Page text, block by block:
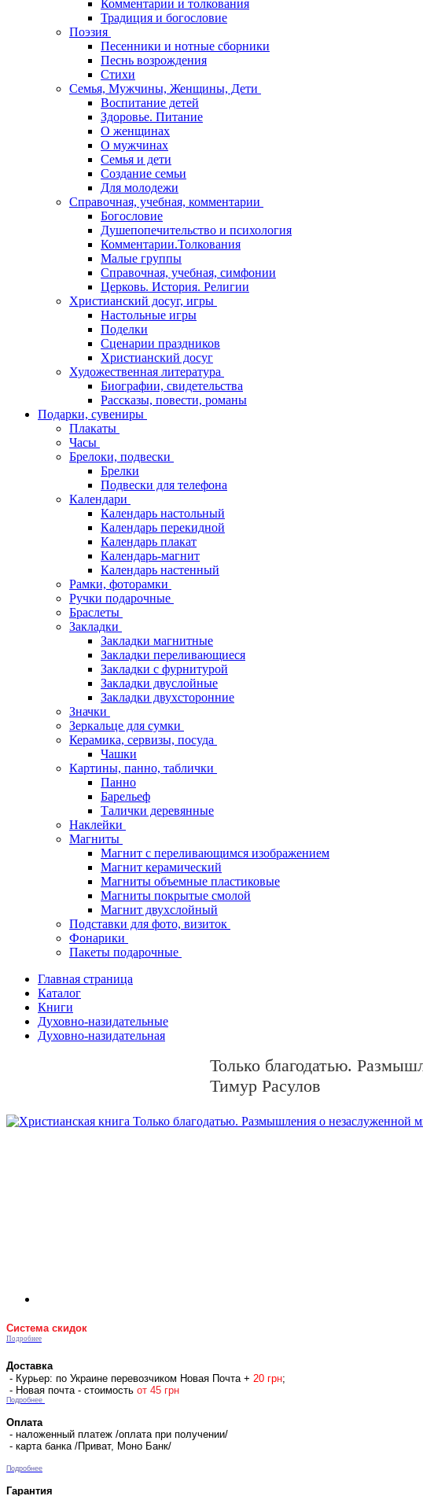
Комментарии и толкования
Традиция и богословие
Поэзия
Песенники и нотные сборники
Песнь возрождения
Стихи
Семья, Мужчины, Женщины, Дети
Воспитание детей
Здоровье. Питание
О женщинах
О мужчинах
Семья и дети
Создание семьи
Для молодежи
Справочная, учебная, комментарии
Богословие
Душепопечительство и психология
Комментарии.Толкования
Малые группы
Справочная, учебная, симфонии
Церковь. История. Религии
Христианский досуг, игры
Настольные игры
Поделки
Сценарии праздников
Христианский досуг
Художественная литература
Биографии, свидетельства
Рассказы, повести, романы
Подарки, сувениры
Плакаты
Часы
Брелоки, подвески
Брелки
Подвески для телефона
Календари
Календарь настольный
Календарь перекидной
Календарь плакат
Календарь-магнит
Календарь настенный
Рамки, фоторамки
Ручки подарочные
Браслеты
Закладки
Закладки магнитные
Закладки переливающиеся
Закладки с фурнитурой
Закладки двуслойные
Закладки двухсторонние
Значки
Зеркальце для сумки
Керамика, сервизы, посуда
Чашки
Картины, панно, таблички
Панно
Барельеф
Талички деревянные
Наклейки
Магниты
Магнит с переливающимся изображением
Магнит керамический
Магниты объемные пластиковые
Магниты покрытые смолой
Магнит двухслойный
Подставки для фото, визиток
Фонарики
Пакеты подарочные
Главная страница
Каталог
Книги
Духовно-назидательные
Духовно-назидательная
Только благодатью.
Тимур Расулов
Система скидок
Подробнее
Доставка
- Курьер: по Украине перевозчиком Новая Почта + 20 грн;
- Новая почта - стоимость от 45 грн
Подробнее
Оплата
- наложенный платеж /оплата при получении/
- карта банка /Приват, Моно Банк/
Подробнее
Гарантия